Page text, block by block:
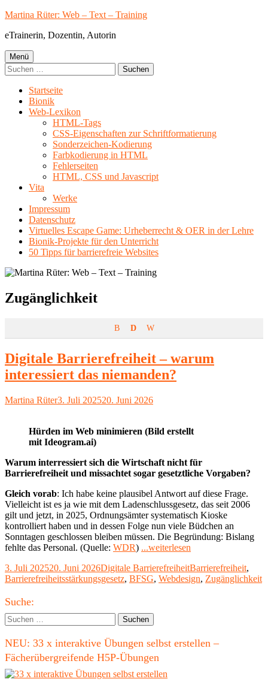
Springe
Inhalt
Martina Rüter: Web – Text – Training
eTrainerin, Dozentin, Autorin
Primäres
Menü
Menü
Suchen
nach:
Startseite
Bionik
Web-Lexikon
HTML-Tags
CSS-Eigenschaften zur Schriftformatierung
Sonderzeichen-Kodierung
Farbkodierung in HTML
Fehlerseiten
HTML, CSS und Javascript
Vita
Werke
Impressum
Datenschutz
Virtuelles Escape Game: Urheberrecht & OER in der Lehre
Bionik-Projekte für den Unterricht
50 Tipps für barrierefreie Websites
Schlagwort:
Zugänglichkeit
B D W
Digitale Barrierefreiheit – warum
interessiert das niemanden?
Autor
Martina RüterVeröffentlicht
3. Juli 202520. Juni 2026
Hürden im Web minimieren (Bild erstellt
mit Ideogram.ai)
Warum interressiert sich die Wirtschaft nicht für
Barrierefreiheit und missachtet sogar gesetztliche Vorgaben?
Gleich vorab: Ich habe keine plausibel Antwort auf diese Frage.
Vielleicht ist es ja wie mit dem Ladenschlussgesetz, das seit 2006
gilt und jetzt, in 2025, Ordnungsämter systematisch Kioske
kontrolliert haben und in dessen Folge nun viele Büdchen an
Sonntagen geschlossen bleiben müssen. Die Begründung: Bislang
fehlte das Personal. (Quelle: WDR) ...weiterlesen
–
warum
Veröffentlicht
am
3. Juli 202520. Juni 2026Kategorien
Digitale BarrierefreiheitSchlagwörter
Barrierefreiheit,
Barrierefreiheitsstärkungsgesetz, BFSG, Webdesign, Zugänglichkeit
Haupt-
Seitenleiste
Suche:
Suchen
nach:
NEU: 33 x interaktive Übungen selbst erstellen –
Fächerübergreifende H5P-Übungen